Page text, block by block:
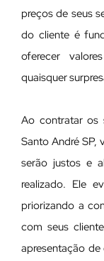
preços de seus
do cliente é
oferecer
quaisquer
Ao contratar os
Santo André SP,
serão justos e
realizado. Ele
priorizando a
com seus
apresentação